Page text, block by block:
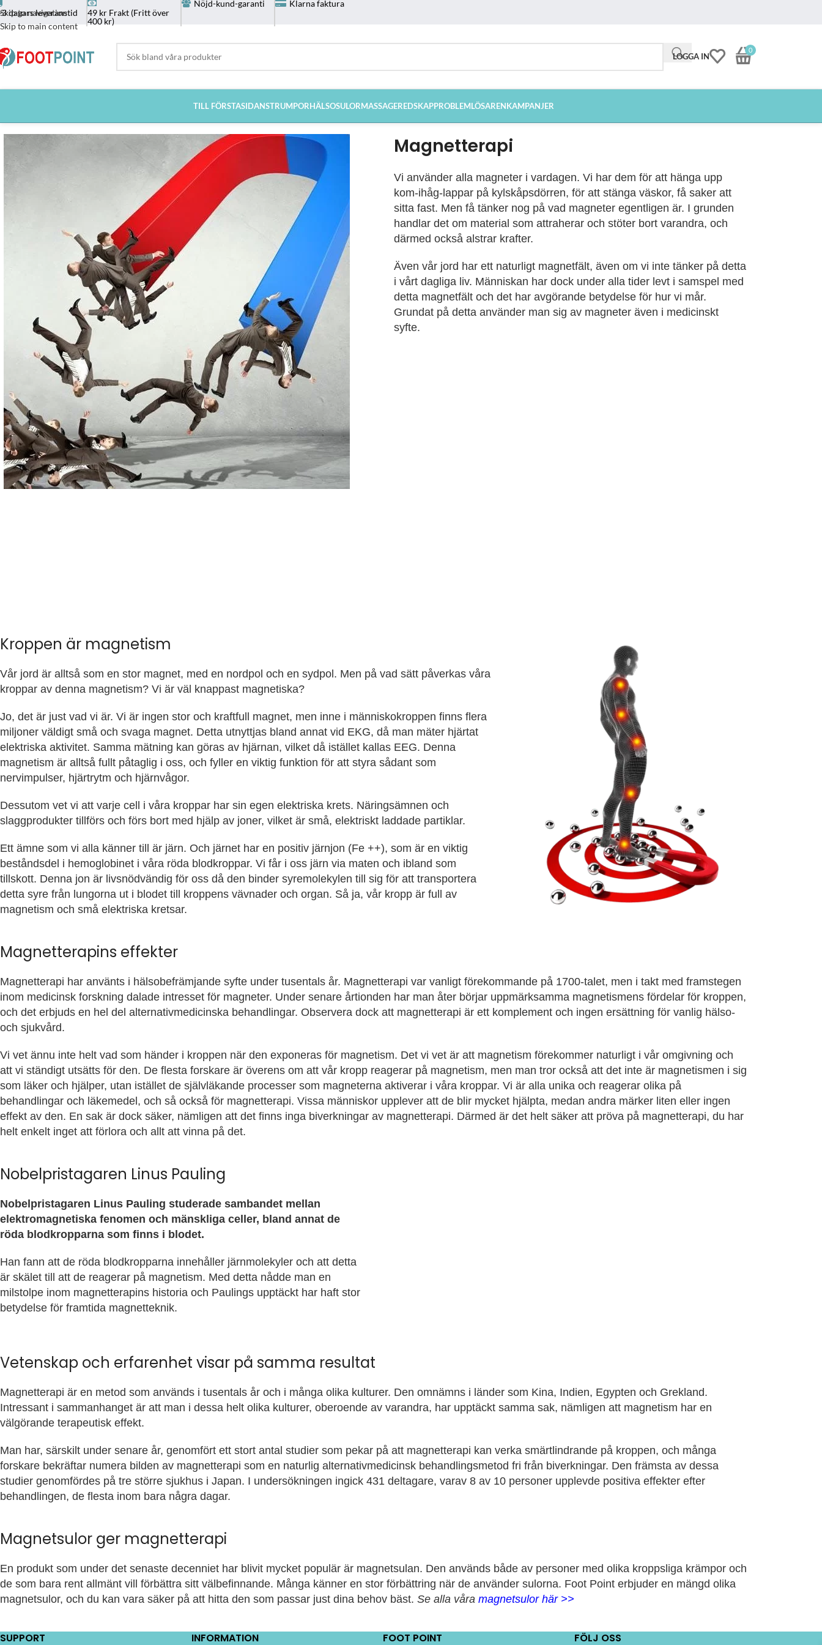
Skip to navigation
Skip to main content
dagars leveranstid
49 kr Frakt (Fritt över
400 kr)
Nöjd-kund-garanti Klarna faktura
LOGGA IN
0
TILL FÖRSTASIDANSTRUMPORHÄLSOSULORMASSAGEREDSKAPPROBLEMLÖSARENKAMPANJER
Magnetterapi
Vi använder alla magneter i vardagen. Vi har dem för att hänga upp
kom-ihåg-lappar på kylskåpsdörren, för att stänga väskor, få saker att
sitta fast. Men få tänker nog på vad magneter egentligen är. I grunden
handlar det om material som attraherar och stöter bort varandra, och
därmed också alstrar krafter.
Även vår jord har ett naturligt magnetfält, även om vi inte tänker på detta
i vårt dagliga liv. Människan har dock under alla tider levt i samspel med
detta magnetfält och det har avgörande betydelse för hur vi mår.
Grundat på detta använder man sig av magneter även i medicinskt
syfte.
Kroppen är magnetism
Vår jord är alltså som en stor magnet, med en nordpol och en sydpol. Men på vad sätt påverkas våra
kroppar av denna magnetism? Vi är väl knappast magnetiska?
Jo, det är just vad vi är. Vi är ingen stor och kraftfull magnet, men inne i människokroppen finns flera
miljoner väldigt små och svaga magnet. Detta utnyttjas bland annat vid EKG, då man mäter hjärtat
elektriska aktivitet. Samma mätning kan göras av hjärnan, vilket då istället kallas EEG. Denna
magnetism är alltså fullt påtaglig i oss, och fyller en viktig funktion för att styra sådant som
nervimpulser, hjärtrytm och hjärnvågor.
Dessutom vet vi att varje cell i våra kroppar har sin egen elektriska krets. Näringsämnen och
slaggprodukter tillförs och förs bort med hjälp av joner, vilket är små, elektriskt laddade partiklar.
Ett ämne som vi alla känner till är järn. Och järnet har en positiv järnjon (Fe ++), som är en viktig
beståndsdel i hemoglobinet i våra röda blodkroppar. Vi får i oss järn via maten och ibland som
tillskott. Denna jon är livsnödvändig för oss då den binder syremolekylen till sig för att transportera
detta syre från lungorna ut i blodet till kroppens vävnader och organ. Så ja, vår kropp är full av
magnetism och små elektriska kretsar.
Magnetterapins effekter
Magnetterapi har använts i hälsobefrämjande syfte under tusentals år. Magnetterapi var vanligt förekommande på 1700-talet, men i takt med framstegen
inom medicinsk forskning dalade intresset för magneter. Under senare årtionden har man åter börjar uppmärksamma magnetismens fördelar för kroppen,
och det erbjuds en hel del alternativmedicinska behandlingar. Observera dock att magnetterapi är ett komplement och ingen ersättning för vanlig hälso-
och sjukvård.
Vi vet ännu inte helt vad som händer i kroppen när den exponeras för magnetism. Det vi vet är att magnetism förekommer naturligt i vår omgivning och
att vi ständigt utsätts för den. De flesta forskare är överens om att vår kropp reagerar på magnetism, men man tror också att det inte är magnetismen i sig
som läker och hjälper, utan istället de självläkande processer som magneterna aktiverar i våra kroppar. Vi är alla unika och reagerar olika på
behandlingar och läkemedel, och så också för magnetterapi. Vissa människor upplever att de blir mycket hjälpta, medan andra märker liten eller ingen
effekt av den. En sak är dock säker, nämligen att det finns inga biverkningar av magnetterapi. Därmed är det helt säker att pröva på magnetterapi, du har
helt enkelt inget att förlora och allt att vinna på det.
Nobelpristagaren Linus Pauling
Nobelpristagaren Linus Pauling studerade sambandet mellan
elektromagnetiska fenomen och mänskliga celler, bland annat de
röda blodkropparna som finns i blodet.
Han fann att de röda blodkropparna innehåller järnmolekyler och att detta
är skälet till att de reagerar på magnetism. Med detta nådde man en
milstolpe inom magnetterapins historia och Paulings upptäckt har haft stor
betydelse för framtida magnetteknik.
Vetenskap och erfarenhet visar på samma resultat
Magnetterapi är en metod som används i tusentals år och i många olika kulturer. Den omnämns i länder som Kina, Indien, Egypten och Grekland.
Intressant i sammanhanget är att man i dessa helt olika kulturer, oberoende av varandra, har upptäckt samma sak, nämligen att magnetism har en
välgörande terapeutisk effekt.
Man har, särskilt under senare år, genomfört ett stort antal studier som pekar på att magnet­terapi kan verka smärtlindrande på kroppen, och många
forskare bekräftar numera bilden av magnetterapi som en naturlig alternativmedicinsk behandlingsmetod fri från biverkningar. Den främsta av dessa
studier genomfördes på tre större sjukhus i Japan. I undersökningen ingick 431 deltagare, varav 8 av 10 personer upplevde positiva effekter efter
behandlingen, de flesta inom bara några dagar.
Magnetsulor ger magnetterapi
En produkt som under det senaste decenniet har blivit mycket populär är magnetsulan. Den används både av personer med olika kroppsliga krämpor och
de som bara rent allmänt vill förbättra sitt välbefinnande. Många känner en stor förbättring när de använder sulorna. Foot Point erbjuder en mängd olika
magnetsulor, och du kan vara säker på att hitta den som passar just dina behov bäst. Se alla våra magnetsulor här >>
SUPPORT INFORMATION FOOT POINT FÖLJ OSS